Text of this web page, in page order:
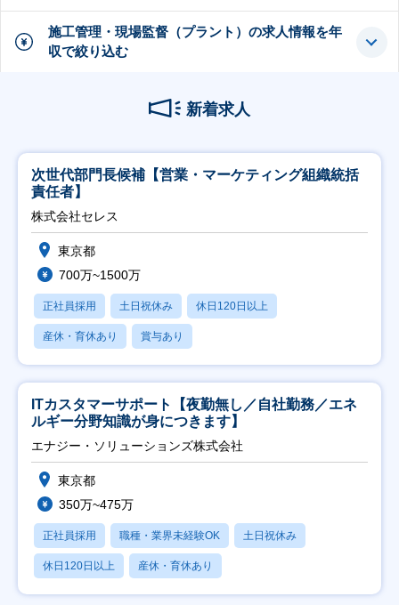
施工管理・現場監督（プラント）の求人情報を年
収で絞り込む
新着求人
次世代部門長候補【営業・マーケティング組織統括
責任者】
株式会社セレス
東京都
700万~1500万
正社員採用 土日祝休み 休日120日以上
産休・育休あり 賞与あり
ITカスタマーサポート【夜勤無し／自社勤務／エネ
ルギー分野知識が身につきます】
エナジー・ソリューションズ株式会社
東京都
350万~475万
正社員採用 職種・業界未経験OK 土日祝休み
休日120日以上 産休・育休あり